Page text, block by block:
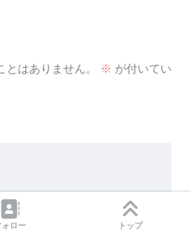
はありません。 ※ が付いてい
ォロー トップ